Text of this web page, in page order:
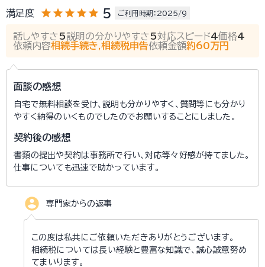
満足度 star star star star star 5 ご利用時期：2025/9
話しやすさ5説明の分かりやすさ5対応スピード4価格4
依頼内容相続手続き,相続税申告依頼金額約60万円
面談の感想
自宅で無料相談を受け、説明も分かりやすく、質問等にも分かり
やすく納得のいくものでしたのでお願いすることにしました。
契約後の感想
書類の提出や契約は事務所で行い、対応等々好感が持てました。
仕事についても迅速で助かっています。
account_circle 専門家からの返事
この度は私共にご依頼いただきありがとうございます。
相続税については長い経験と豊富な知識で、誠心誠意努め
てまいります。